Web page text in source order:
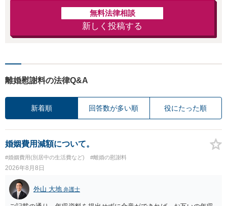
無料法律相談
新しく投稿する
離婚慰謝料の法律Q&A
新着順 回答数が多い順 役にたった順
婚姻費用減額について。
#婚姻費用(別居中の生活費など) #離婚の慰謝料
2026年8月8日
外山 大地 弁護士